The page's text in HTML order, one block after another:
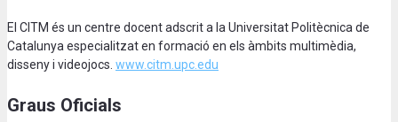
El CITM és un centre docent adscrit a la Universitat Politècnica de
Catalunya especialitzat en formació en els àmbits multimèdia,
disseny i videojocs. www.citm.upc.edu
Graus Oficials